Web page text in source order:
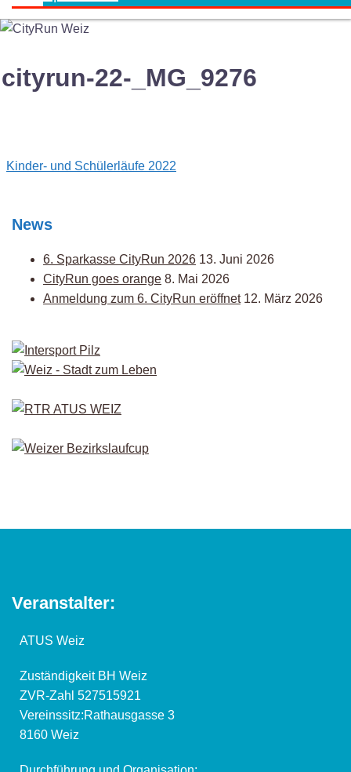
cityrun-22-_MG_9276
Post
Kinder- und Schülerläufe 2022
News
6. Sparkasse CityRun 2026 13. Juni 2026
CityRun goes orange 8. Mai 2026
Anmeldung zum 6. CityRun eröffnet 12. März 2026
Veranstalter:
ATUS Weiz
Zuständigkeit BH Weiz
ZVR-Zahl 527515921
Vereinssitz:Rathausgasse 3
8160 Weiz